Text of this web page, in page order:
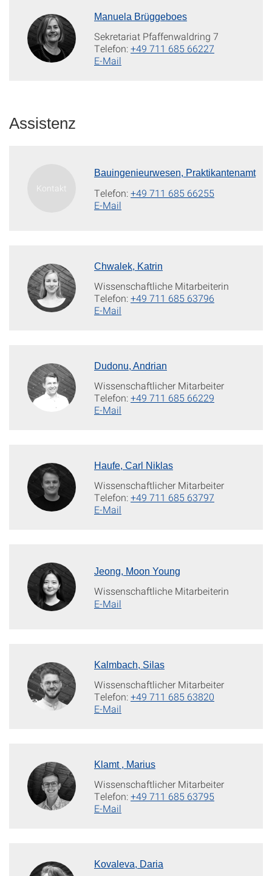
Manuela Brüggeboes
Sekretariat Pfaffenwaldring 7
Telefon:+49 711 685 66227
E-Mail
Assistenz
Bauingenieurwesen, Praktikantenamt
Telefon:+49 711 685 66255
E-Mail
Chwalek, Katrin
Wissenschaftliche Mitarbeiterin
Telefon:+49 711 685 63796
E-Mail
Dudonu, Andrian
Wissenschaftlicher Mitarbeiter
Telefon:+49 711 685 66229
E-Mail
Haufe, Carl Niklas
Wissenschaftlicher Mitarbeiter
Telefon:+49 711 685 63797
E-Mail
Jeong, Moon Young
Wissenschaftliche Mitarbeiterin
E-Mail
Kalmbach, Silas
Wissenschaftlicher Mitarbeiter
Telefon:+49 711 685 63820
E-Mail
Klamt , Marius
Wissenschaftlicher Mitarbeiter
Telefon:+49 711 685 63795
E-Mail
Kovaleva, Daria